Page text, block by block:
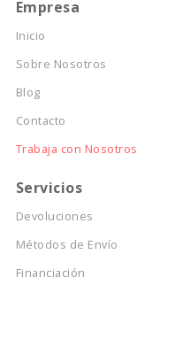
Empresa
Inicio
Sobre Nosotros
Blog
Contacto
Trabaja con Nosotros
Servicios
Devoluciones
Métodos de Envío
Financiación